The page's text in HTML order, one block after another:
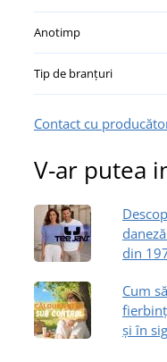
Anotimp
Tip de branțuri
Contact cu
V-ar putea
din
Cum
și în